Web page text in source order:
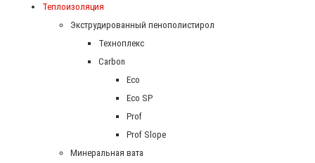
Теплоизоляция
Экструдированный пенополистирол
Техноплекс
Carbon
Eco
Eco SP
Prof
Prof Slope
Минеральная вата